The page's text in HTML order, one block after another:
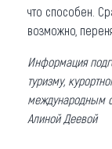
что способен.
возможно,
Информация
туризму,
международным
Алиной Деевой